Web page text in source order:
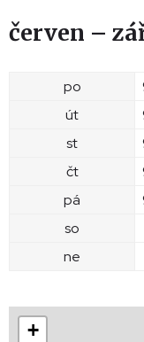
červen –
po
út
st
čt
pá
so
ne
+